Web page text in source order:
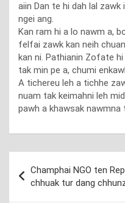
aiin Dan te hi dah lal
ngei ang.
Kan ram hi a lo nawm a,
felfai zawk kan neih
kan ni. Pathianin Zofate
tak min pe a, chumi
A tichereu leh a tichhe
nuam tak keimahni leh
pawh a khawsak
navigation
Champhai NGO ten
chhuak tur dang